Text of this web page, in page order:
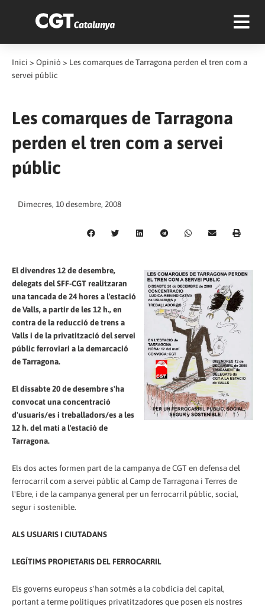
Inici > Opinió > Les comarques de Tarragona perden el tren com a
servei públic
Les comarques de Tarragona
perden el tren com a servei
públic
Dimecres, 10 desembre, 2008
El divendres 12 de desembre,
delegats del SFF-CGT realitzaran
una tancada de 24 hores a l'estació
de Valls, a partir de les 12 h., en
contra de la reducció de trens a
Valls i de la privatització del servei
públic ferroviari a la demarcació
de Tarragona.
El dissabte 20 de desembre s'ha
convocat una concentració
d'usuaris/es i treballadors/es a les
12 h. del matí a l'estació de
Tarragona.
Els dos actes formen part de la campanya de CGT en defensa del
ferrocarril com a servei públic al Camp de Tarragona i Terres de
l'Ebre, i de la campanya general per un ferrocarril públic, social,
segur i sostenible.
ALS USUARIS I CIUTADANS
LEGÍTIMS PROPIETARIS DEL FERROCARRIL
Els governs europeus s'han sotmès a la cobdícia del capital,
portant a terme polítiques privatitzadores que posen els nostres